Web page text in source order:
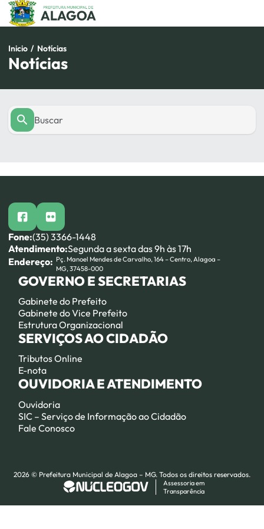
Pular
para
conteúdo
Inicio / Notícias
Notícias
facebookflickr
Fone:(35) 3366-1448
Atendimento:Segunda a sexta das 9h às 17h
Endereço: Pç. Manoel Mendes de Carvalho, 164 – Centro, Alagoa –
MG, 37458-000
GOVERNO E SECRETARIAS
Gabinete do Prefeito
Gabinete do Vice Prefeito
Estrutura Organizacional
SERVIÇOS AO CIDADÃO
Tributos Online
E-nota
OUVIDORIA E ATENDIMENTO
Ouvidoria
SIC – Serviço de Informação ao Cidadão
Fale Conosco
2026 © Prefeitura Municipal de Alagoa – MG. Todos os direitos reservados.
Assessoria em
Transparência